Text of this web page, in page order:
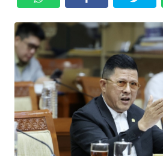
EKUIN
SAINS-TEKNO
KESEHATAN
INTERNASIONAL
SERBA-SERBI